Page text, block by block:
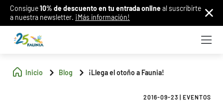
Consigue10% de descuento en tu entrada onlineal suscribirte
a nuestra newsletter. ¡Más información!
Inicio Blog ¡Llega el otoño a Faunia!
2016-09-23 EVENTOS